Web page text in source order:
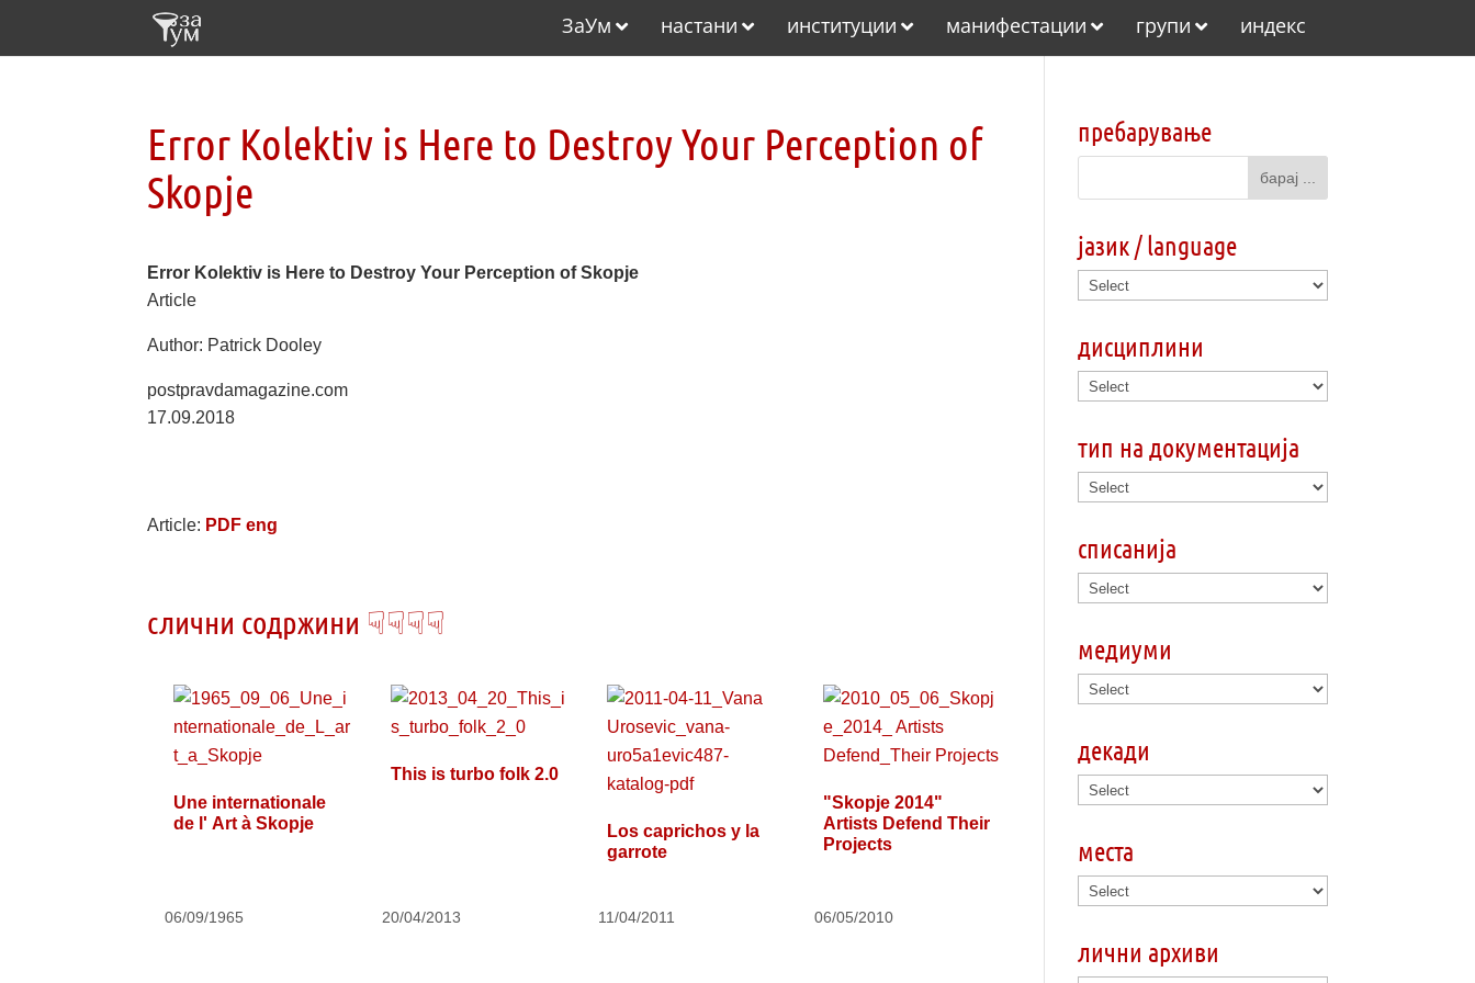
ЗаУм настани институции манифестации групи индекс
Error Kolektiv is Here to Destroy Your Perception of
Skopje
Error Kolektiv is Here to Destroy Your Perception of Skopje
Article
Author: Patrick Dooley
postpravdamagazine.com
17.09.2018
Article: PDF eng
слични содржини ☟☟☟☟
Une internationale
de l' Art à Skopje
06/09/1965
This is turbo folk 2.0
20/04/2013
Los caprichos y la
garrote
11/04/2011
"Skopje 2014"
Artists Defend Their
Projects
06/05/2010
пребарување
јазик / language
дисциплини
тип на документација
списанија
медиуми
декади
места
лични архиви